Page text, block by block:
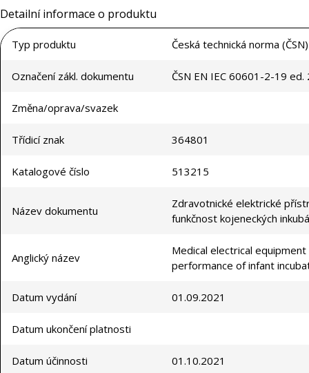
Detailní informace o produktu
Typ produktu Česká technická norma (ČSN)
Označení zákl. dokumentu ČSN EN IEC 60601-2-19 ed.
Změna/oprava/svazek
Třídicí znak 364801
Katalogové číslo 513215
Název dokumentu
Zdravotnické elektrické
funkčnost kojeneckých
Anglický název
Medical electrical
performance of infant
Datum vydání 01.09.2021
Datum ukončení platnosti
Datum účinnosti 01.10.2021